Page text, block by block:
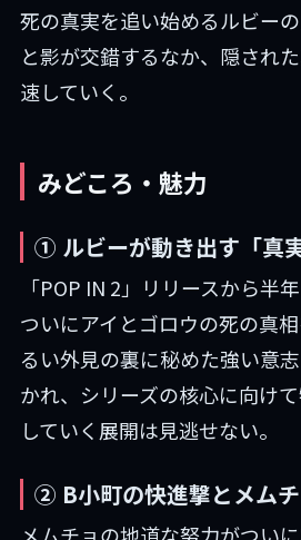
死の真実を追い始めるルビー
と影が交錯するなか、隠され
速していく。
みどころ・魅力
① ルビーが動き出す「真
「POP IN 2」リリースから半
ついにアイとゴロウの死の真
るい外見の裏に秘めた強い意
かれ、シリーズの核心に向け
していく展開は見逃せない。
② B小町の快進撃とメム
メムチョの地道な努力がつい